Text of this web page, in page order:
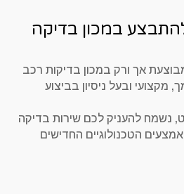
במכון בדיקה
אך ורק במכון בדיקות רכב
מקצועי ובעל ניסיון בביצוע
נשמח להעניק לכם שירות בדיקה
הטכנולוגיים החדישים